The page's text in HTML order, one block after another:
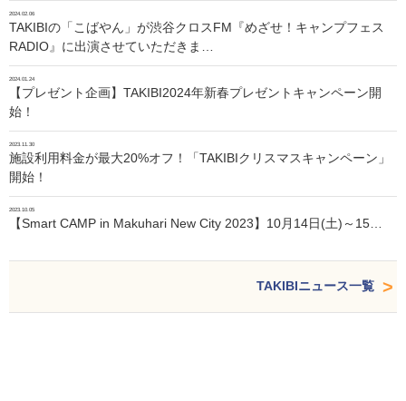
2024.02.06
TAKIBIの「こばやん」が渋谷クロスFM『めざせ！キャンプフェス
RADIO』に出演させていただきま…
2024.01.24
【プレゼント企画】TAKIBI2024年新春プレゼントキャンペーン開
始！
2023.11.30
施設利用料金が最大20%オフ！「TAKIBIクリスマスキャンペーン」
開始！
2023.10.05
【Smart CAMP in Makuhari New City 2023】10月14日(土)～15…
TAKIBIニュース一覧